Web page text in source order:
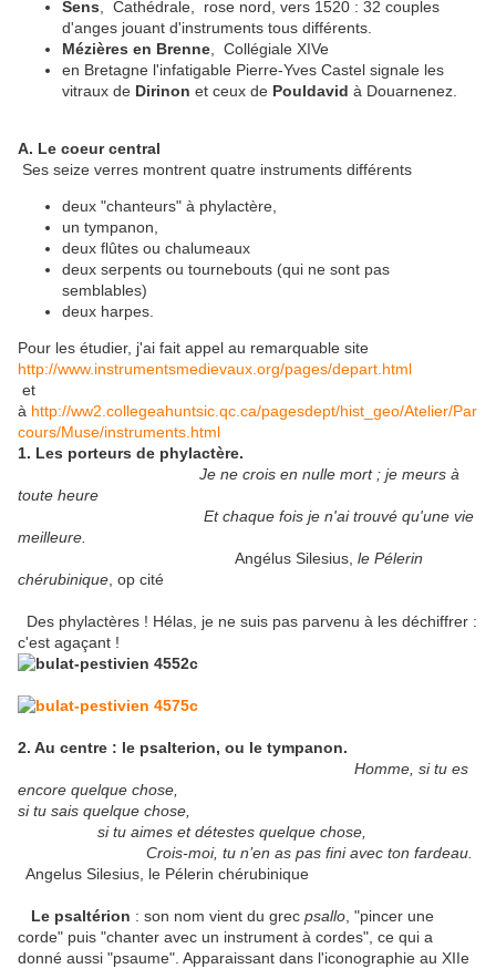
Sens , Cathédrale, rose nord, vers 1520 : 32 couples
d'anges jouant d'instruments tous différents.
Mézières en Brenne , Collégiale XIVe
en Bretagne l'infatigable Pierre-Yves Castel signale les
vitraux de Dirinon et ceux de Pouldavid à Douarnenez.
A. Le coeur central
Ses seize verres montrent quatre instruments différents
deux "chanteurs" à phylactère,
un tympanon,
deux flûtes ou chalumeaux
deux serpents ou tournebouts (qui ne sont pas
semblables)
deux harpes.
Pour les étudier, j'ai fait appel au remarquable site
http://www.instrumentsmedievaux.org/pages/depart.html
et
à http://ww2.collegeahuntsic.qc.ca/pagesdept/hist_geo/Atelier/Par
cours/Muse/instruments.html
1. Les porteurs de phylactère.
Je ne crois en nulle mort ; je meurs à
toute heure
Et chaque fois je n'ai trouvé qu'une vie
meilleure.
Angélus Silesius, le Pélerin
chérubinique , op cité
Des phylactères ! Hélas, je ne suis pas parvenu à les déchiffrer :
c'est agaçant !
2. Au centre : le psalterion, ou le tympanon.
Homme, si tu es
encore quelque chose,
si tu sais quelque chose,
si tu aimes et détestes quelque chose,
Crois-moi, tu n’en as pas fini avec ton fardeau.
Angelus Silesius, le Pélerin chérubinique
Le psaltérion : son nom vient du grec psallo , "pincer une
corde" puis "chanter avec un instrument à cordes", ce qui a
donné aussi "psaume". Apparaissant dans l'iconographie au XIIe